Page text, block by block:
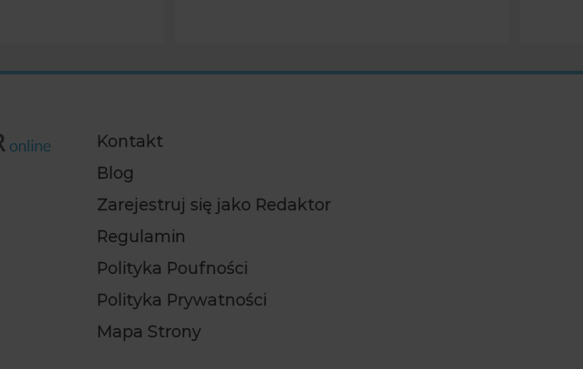
Kontakt
Blog
Zarejestruj się jako Redaktor
Regulamin
Polityka Poufności
Polityka Prywatności
Mapa Strony